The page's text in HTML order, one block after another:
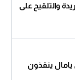
والتلقيح على
يامال ينقذون